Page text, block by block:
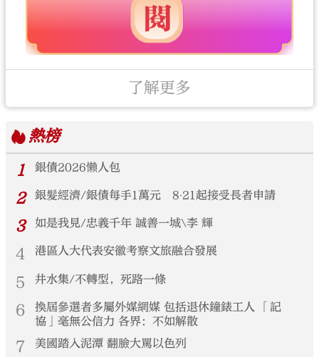
了解更多
熱榜
1
銀債2026懶人包
2 銀髮經濟/銀債每手1萬元 8‧21起接受長者申請
3 如是我見/忠義千年 誠善一城\李 輝
4 港區人大代表安徽考察文旅融合發展
5 井水集/不轉型，死路一條
6
換屆參選者多屬外媒網媒 包括退休鐘錶工人 「記
協」毫無公信力 各界：不如解散
7 美國踏入泥潭 翻臉大罵以色列